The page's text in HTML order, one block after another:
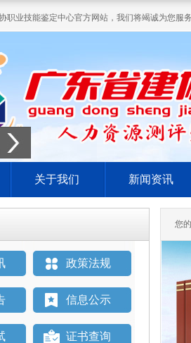
职业技能鉴定中心官方网站，我们将竭诚为您
关于我们 新闻资讯
政策法规
信息公示
证书查询
您